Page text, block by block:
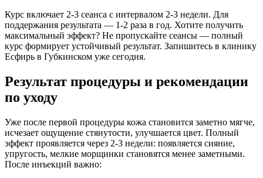
Курс включает 2-3 сеанса с интервалом 2-3 недели. Для
поддержания результата — 1-2 раза в год. Хотите получить
максимальный эффект? Не пропускайте сеансы — полный
курс формирует устойчивый результат. Запишитесь в клинику
Есфирь в Губкинском уже сегодня.
Результат процедуры и рекомендации
по уходу
Уже после первой процедуры кожа становится заметно мягче,
исчезает ощущение стянутости, улучшается цвет. Полный
эффект проявляется через 2-3 недели: появляется сияние,
упругость, мелкие морщинки становятся менее заметными.
После инъекций важно: